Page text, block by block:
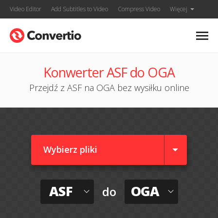
Video Editor Add Subtitles to Video Compress Video Więcej
Konwerter ASF do OGA
Przejdź z ASF na OGA bez wysiłku online
Wybierz pliki
ASF do OGA